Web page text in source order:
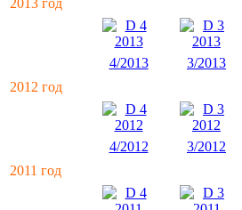
2013 год
4/2013 3/2013
2012 год
4/2012 3/2012
2011 год